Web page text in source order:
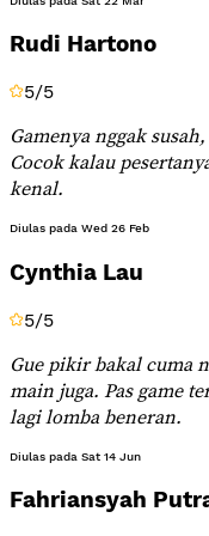
Rudi Hartono
5/5
Gamenya nggak
Cocok kalau
kenal.
Diulas pada Wed 26 Feb
Cynthia Lau
5/5
Gue pikir bakal cuma
main juga. Pas game
lagi lomba beneran.
Diulas pada Sat 14 Jun
Fahriansyah